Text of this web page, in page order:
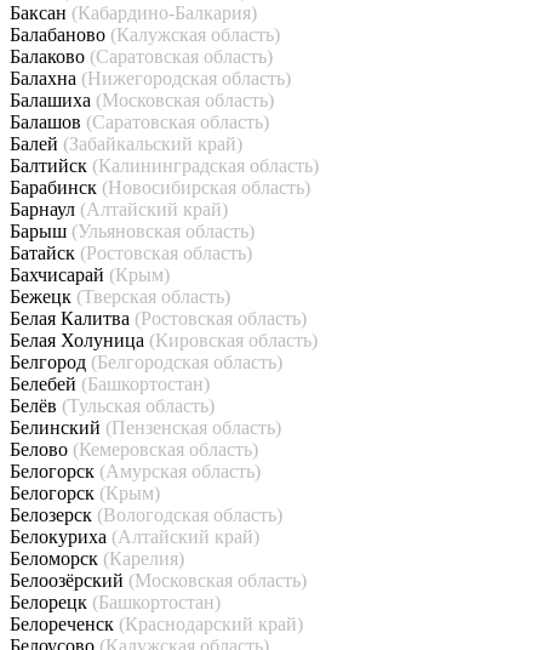
Баксан (Кабардино-Балкария)
Балабаново (Калужская область)
Балаково (Саратовская область)
Балахна (Нижегородская область)
Балашиха (Московская область)
Балашов (Саратовская область)
Балей (Забайкальский край)
Балтийск (Калининградская область)
Барабинск (Новосибирская область)
Барнаул (Алтайский край)
Барыш (Ульяновская область)
Батайск (Ростовская область)
Бахчисарай (Крым)
Бежецк (Тверская область)
Белая Калитва (Ростовская область)
Белая Холуница (Кировская область)
Белгород (Белгородская область)
Белебей (Башкортостан)
Белёв (Тульская область)
Белинский (Пензенская область)
Белово (Кемеровская область)
Белогорск (Амурская область)
Белогорск (Крым)
Белозерск (Вологодская область)
Белокуриха (Алтайский край)
Беломорск (Карелия)
Белоозёрский (Московская область)
Белорецк (Башкортостан)
Белореченск (Краснодарский край)